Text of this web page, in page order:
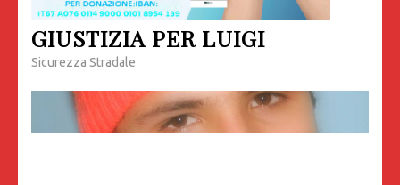
GIUSTIZIA PER LUIGI
Sicurezza Stradale